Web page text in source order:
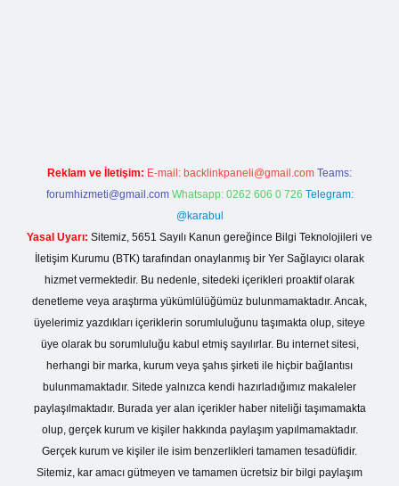
Reklam ve İletişim: E-mail: backlinkpaneli@gmail.com Teams:
forumhizmeti@gmail.com Whatsapp: 0262 606 0 726 Telegram:
@karabul
Yasal Uyarı: Sitemiz, 5651 Sayılı Kanun gereğince Bilgi Teknolojileri ve
İletişim Kurumu (BTK) tarafından onaylanmış bir Yer Sağlayıcı olarak
hizmet vermektedir. Bu nedenle, sitedeki içerikleri proaktif olarak
denetleme veya araştırma yükümlülüğümüz bulunmamaktadır. Ancak,
üyelerimiz yazdıkları içeriklerin sorumluluğunu taşımakta olup, siteye
üye olarak bu sorumluluğu kabul etmiş sayılırlar. Bu internet sitesi,
herhangi bir marka, kurum veya şahıs şirketi ile hiçbir bağlantısı
bulunmamaktadır. Sitede yalnızca kendi hazırladığımız makaleler
paylaşılmaktadır. Burada yer alan içerikler haber niteliği taşımamakta
olup, gerçek kurum ve kişiler hakkında paylaşım yapılmamaktadır.
Gerçek kurum ve kişiler ile isim benzerlikleri tamamen tesadüfidir.
Sitemiz, kar amacı gütmeyen ve tamamen ücretsiz bir bilgi paylaşım